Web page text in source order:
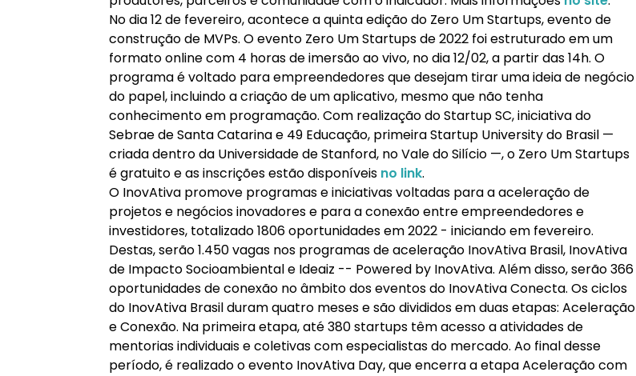
No dia 12 de fevereiro, acontece a quinta edição do Zero Um Startups, evento de
construção de MVPs. O evento Zero Um Startups de 2022 foi estruturado em um
formato online com 4 horas de imersão ao vivo, no dia 12/02, a partir das 14h. O
programa é voltado para empreendedores que desejam tirar uma ideia de negócio
do papel, incluindo a criação de um aplicativo, mesmo que não tenha
conhecimento em programação. Com realização do Startup SC, iniciativa do
Sebrae de Santa Catarina e 49 Educação, primeira Startup University do Brasil —
criada dentro da Universidade de Stanford, no Vale do Silício —, o Zero Um Startups
é gratuito e as inscrições estão disponíveis no link.
O InovAtiva promove programas e iniciativas voltadas para a aceleração de
projetos e negócios inovadores e para a conexão entre empreendedores e
investidores, totalizado 1806 oportunidades em 2022 - iniciando em fevereiro.
Destas, serão 1.450 vagas nos programas de aceleração InovAtiva Brasil, InovAtiva
de Impacto Socioambiental e Ideaiz -- Powered by InovAtiva. Além disso, serão 366
oportunidades de conexão no âmbito dos eventos do InovAtiva Conecta. Os ciclos
do InovAtiva Brasil duram quatro meses e são divididos em duas etapas: Aceleração
e Conexão. Na primeira etapa, até 380 startups têm acesso a atividades de
mentorias individuais e coletivas com especialistas do mercado. Ao final desse
período, é realizado o evento InovAtiva Day, que encerra a etapa Aceleração com